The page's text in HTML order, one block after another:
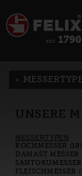
UNSERE
MESSERTYPEN
KOCHMESSER (18)
DAMAST MESSER
FLEISCHMESSER